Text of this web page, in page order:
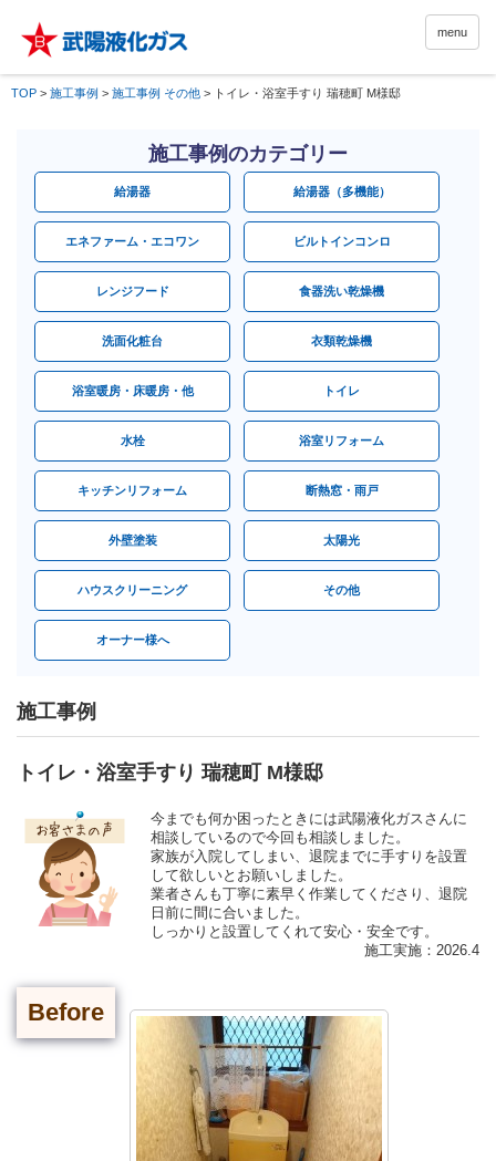
menu
TOP > 施工事例 > 施工事例 その他 > トイレ・浴室手すり 瑞穂町 M様邸
施工事例のカテゴリー
給湯器 給湯器（多機能）
エネファーム・エコワン ビルトインコンロ
レンジフード 食器洗い乾燥機
洗面化粧台 衣類乾燥機
浴室暖房・床暖房・他 トイレ
水栓 浴室リフォーム
キッチンリフォーム 断熱窓・雨戸
外壁塗装 太陽光
ハウスクリーニング その他
オーナー様へ
施工事例
トイレ・浴室手すり 瑞穂町 M様邸
今までも何か困ったときには武陽液化ガスさんに
相談しているので今回も相談しました。
家族が入院してしまい、退院までに手すりを設置
して欲しいとお願いしました。
業者さんも丁寧に素早く作業してくださり、退院
日前に間に合いました。
しっかりと設置してくれて安心・安全です。
施工実施：2026.4
Before